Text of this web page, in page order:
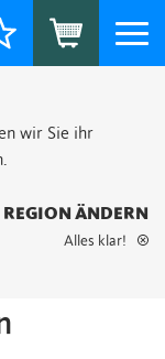
wir Sie ihr
REGION ÄNDERN
Alles klar!